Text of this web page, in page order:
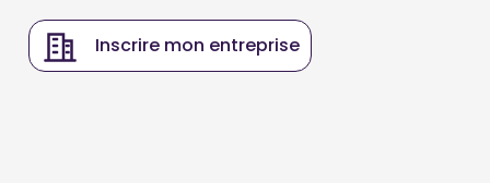
Inscrire mon entreprise